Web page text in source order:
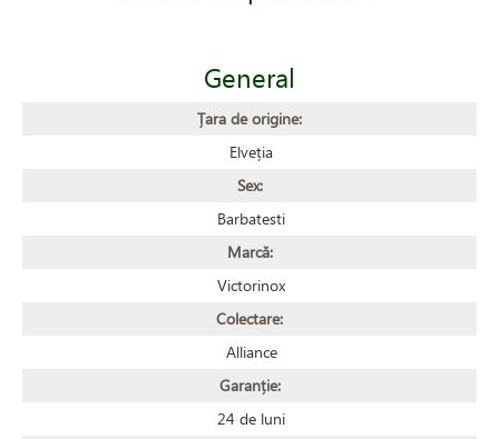
General
Țara de origine:
Elveția
Sex:
Barbatesti
Marcă:
Victorinox
Colectare:
Alliance
Garanție:
24 de luni